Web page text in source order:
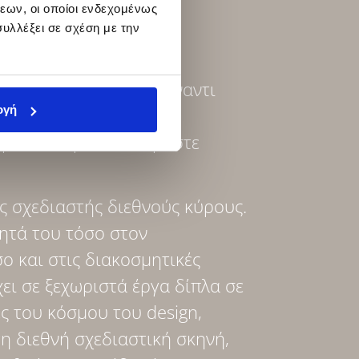
οι οποίοι ενδεχομένως
σε σχέση με την
αυθάδεις απέναντι
στιγμή να γράφουμε
θα έπρεπε να είμαστε
σχεδιαστής διεθνούς κύρους.
του τόσο στον
και στις διακοσμητικές
σε ξεχωριστά έργα δίπλα σε
του κόσμου του design,
διεθνή σχεδιαστική σκηνή,